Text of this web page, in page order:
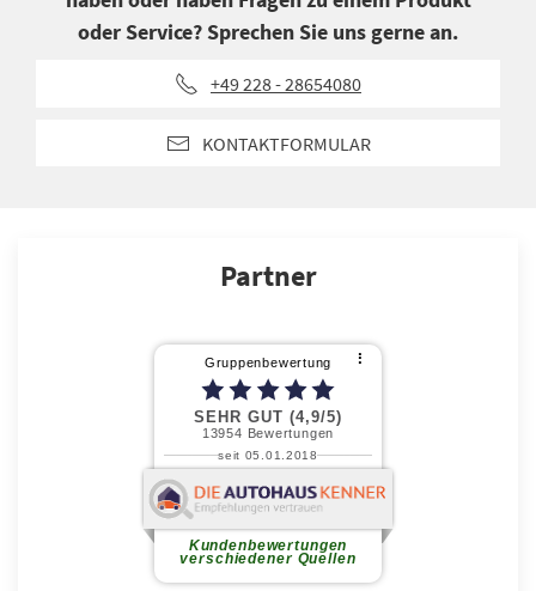
oder Service? Sprechen Sie uns gerne an.
+49 228 - 28654080
KONTAKTFORMULAR
Partner